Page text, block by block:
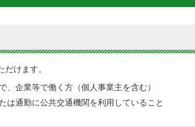
けます。
、企業等で働く方（個人事業主を含む）
は通勤に公共交通機関を利用していること